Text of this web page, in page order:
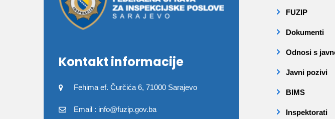
Kontakt informacije
Fehima ef. Čurčića 6, 71000 Sarajevo
Email : info@fuzip.gov.ba
FUZIP
Dokumenti
Odnosi s
Javni pozivi
BIMS
Inspektorati